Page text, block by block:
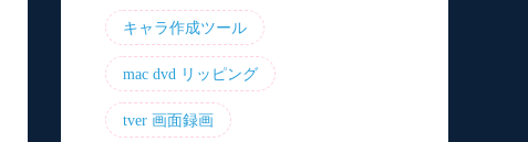
キャラ作成ツール
mac dvd リッピング
tver 画面録画